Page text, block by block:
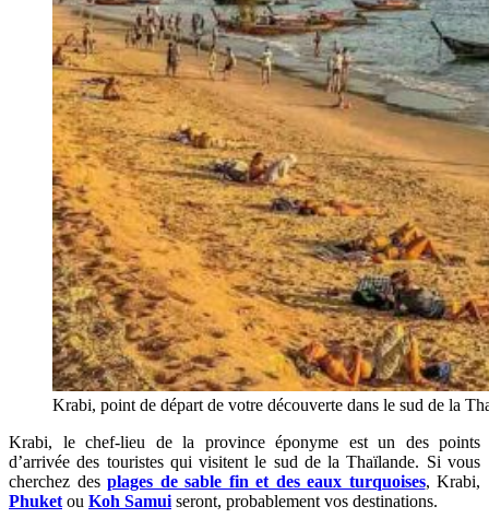
Krabi, point de départ de votre découverte dans le sud de la
Krabi, le chef-lieu de la province éponyme est un des points
d’arrivée des touristes qui visitent le sud de la Thaïlande. Si vous
cherchez des plages de sable fin et des eaux turquoises, Krabi,
Phuket ou Koh Samui seront, probablement vos destinations.